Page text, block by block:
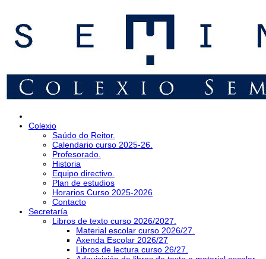
Colexio
Saúdo do Reitor.
Calendario curso 2025-26.
Profesorado.
Historia
Equipo directivo.
Plan de estudios
Horarios Curso 2025-2026
Contacto
Secretaría
Libros de texto curso 2026/2027.
Material escolar curso 2026/27.
Axenda Escolar 2026/27
Libros de lectura curso 26/27.